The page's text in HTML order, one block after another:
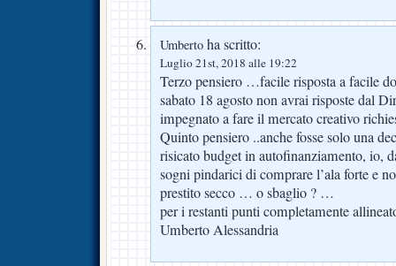
Umberto ha scritto:
Luglio 21st, 2018 alle 19:22
Terzo pensiero …facile risposta a facile
sabato 18 agosto non avrai risposte dal
impegnato a fare il mercato creativo
Quinto pensiero ..anche fosse solo una
risicato budget in autofinanziamento, io,
sogni pindarici di comprare l’ala forte e
prestito secco … o sbaglio ? …
per i restanti punti completamente
Umberto Alessandria